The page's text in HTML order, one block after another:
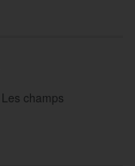
Les champs